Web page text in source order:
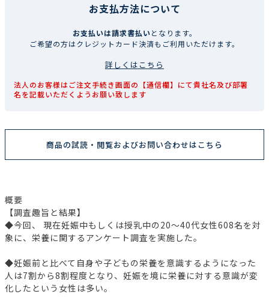
お支払方法について
お支払いは請求書払いとなります。
ご希望の方はクレジットカード決済もご利用いただけます。
詳しくはこちら
法人のお客様はご注文手続き画面の【通信欄】にて貴社名及び部署
名を記載いただくようお願い致します
商品の試読・閲覧およびお問い合わせはこちら
概要
【調査趣旨と結果】
◆今回、 現在妊娠中もしくは授乳中の20～40代女性608名を対
象に、栄養に関するアンケート調査を実施した。
◆妊娠前と比べて自身や子どもの栄養を意識するようになった
人は7割から8割程度となり、妊娠を境に栄養に対する意識が変
化したという女性は多い。